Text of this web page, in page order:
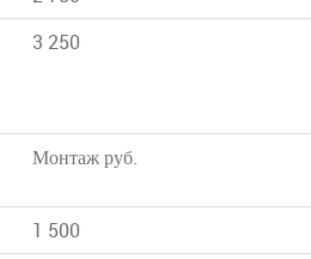
3 250
Монтаж руб.
1 500